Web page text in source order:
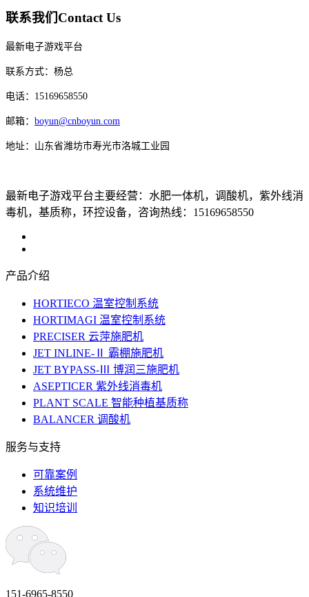
联系我们Contact Us
最新电子游戏平台
联系方式：杨总
电话：15169658550
邮箱： boyun@cnboyun.com
地址：山东省潍坊市寿光市洛城工业园
最新电子游戏平台主要经营：水肥一体机，调酸机，紫外线消
毒机，基质称，环控设备，咨询热线：15169658550
产品介绍
HORTIECO 温室控制系统
HORTIMAGI 温室控制系统
PRECISER 云萍施肥机
JET INLINE-Ⅱ 霸棚施肥机
JET BYPASS-Ⅲ 博润三施肥机
ASEPTICER 紫外线消毒机
PLANT SCALE 智能种植基质称
BALANCER 调酸机
服务与支持
可靠案例
系统维护
知识培训
151-6965-8550